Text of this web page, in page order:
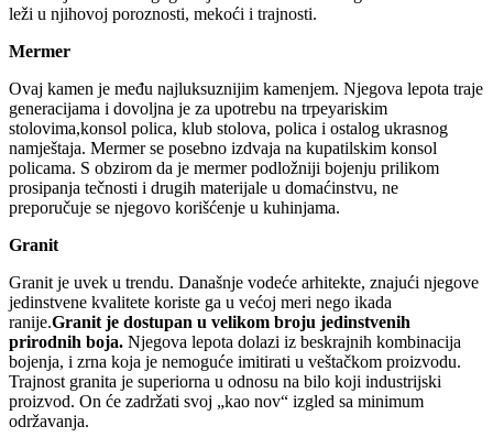
leži u njihovoj poroznosti, mekoći i trajnosti.
Mermer
Ovaj kamen je među najluksuznijim kamenjem. Njegova lepota traje
generacijama i dovoljna je za upotrebu na trpeyariskim
stolovima,konsol polica, klub stolova, polica i ostalog ukrasnog
namještaja. Mermer se posebno izdvaja na kupatilskim konsol
policama. S obzirom da je mermer podložniji bojenju prilikom
prosipanja tečnosti i drugih materijale u domaćinstvu, ne
preporučuje se njegovo korišćenje u kuhinjama.
Granit
Granit je uvek u trendu. Današnje vodeće arhitekte, znajući njegove
jedinstvene kvalitete koriste ga u većoj meri nego ikada
ranije.Granit je dostupan u velikom broju jedinstvenih
prirodnih boja. Njegova lepota dolazi iz beskrajnih kombinacija
bojenja, i zrna koja je nemoguće imitirati u veštačkom proizvodu.
Trajnost granita je superiorna u odnosu na bilo koji industrijski
proizvod. On će zadržati svoj „kao nov“ izgled sa minimum
održavanja.